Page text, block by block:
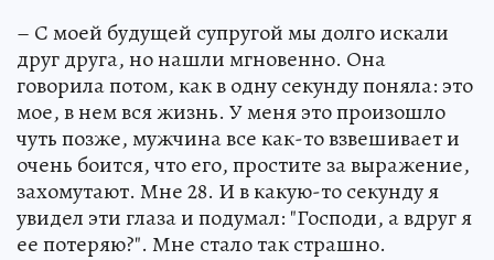
– С моей будущей супругой мы долго искали
друг друга, но нашли мгновенно. Она
говорила потом, как в одну секунду поняла: это
мое, в нем вся жизнь. У меня это произошло
чуть позже, мужчина все как-то взвешивает и
очень боится, что его, простите за выражение,
захомутают. Мне 28. И в какую-то секунду я
увидел эти глаза и подумал: "Господи, а вдруг я
ее потеряю?". Мне стало так страшно.